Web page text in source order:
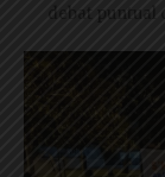
debat puntual